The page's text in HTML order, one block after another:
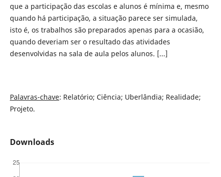
que a participação das escolas e alunos é mínima e, mesmo
quando há participação, a situação parece ser simulada,
isto é, os trabalhos são preparados apenas para a ocasião,
quando deveriam ser o resultado das atividades
desenvolvidas na sala de aula pelos alunos. [...]
Palavras-chave: Relatório; Ciência; Uberlândia; Realidade;
Projeto.
Downloads